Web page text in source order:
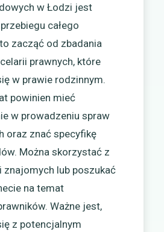
w Łodzi jest
całego
zacząć od zbadania
prawnych, które
w prawie rodzinnym.
powinien mieć
w prowadzeniu spraw
oraz znać specyfikę
Można skorzystać z
znajomych lub poszukać
na temat
Ważne jest,
z potencjalnym